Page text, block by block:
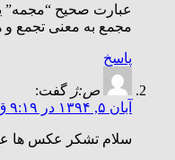
عبارت صحیح “مجمه”
مجمع به معنی تجمع
پاسخ
ص:ژ گفت:
آبان ۵, ۱۳۹۴ در ۹:۱۹ ق٫ظ
سلام تشکر عکس ها